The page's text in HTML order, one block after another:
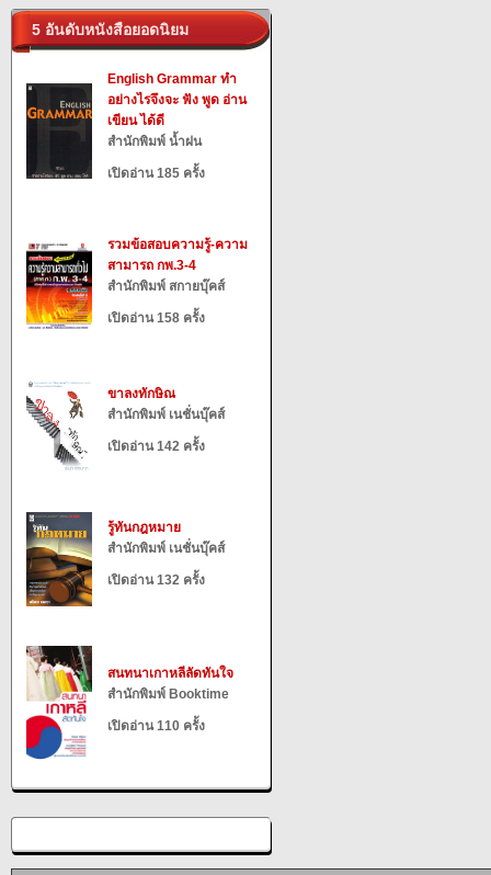
5 อันดับหนังสือยอดนิยม
English Grammar ทำ
อย่างไรจึงจะ ฟัง พูด อ่าน
เขียน ได้ดี
สำนักพิมพ์ น้ำฝน
เปิดอ่าน 185 ครั้ง
รวมข้อสอบความรู้-ความ
สามารถ กพ.3-4
สำนักพิมพ์ สกายบุ๊คส์
เปิดอ่าน 158 ครั้ง
ขาลงทักษิณ
สำนักพิมพ์ เนชั่นบุ๊คส์
เปิดอ่าน 142 ครั้ง
รู้ทันกฎหมาย
สำนักพิมพ์ เนชั่นบุ๊คส์
เปิดอ่าน 132 ครั้ง
สนทนาเกาหลีลัดทันใจ
สำนักพิมพ์ Booktime
เปิดอ่าน 110 ครั้ง